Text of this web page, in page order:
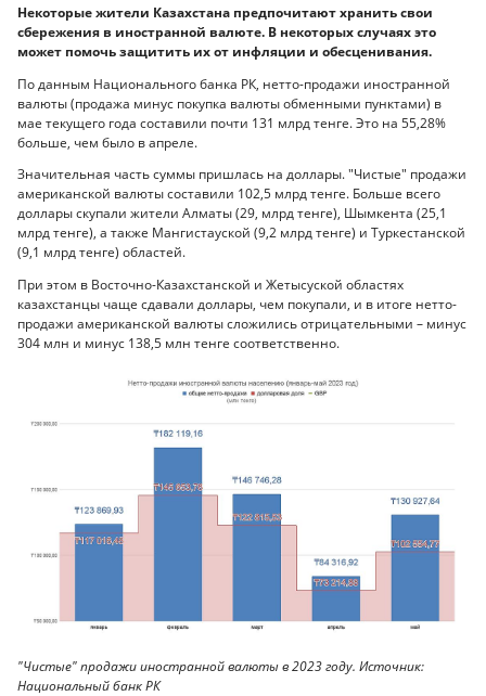
Некоторые жители Казахстана предпочитают хранить свои
сбережения в иностранной валюте. В некоторых случаях это
может помочь защитить их от инфляции и обесценивания.
По данным Национального банка РК, нетто-продажи иностранной
валюты (продажа минус покупка валюты обменными пунктами) в
мае текущего года составили почти 131 млрд тенге. Это на 55,28%
больше, чем было в апреле.
Значительная часть суммы пришлась на доллары. "Чистые" продажи
американской валюты составили 102,5 млрд тенге. Больше всего
доллары скупали жители Алматы (29, млрд тенге), Шымкента (25,1
млрд тенге), а также Мангистауской (9,2 млрд тенге) и Туркестанской
(9,1 млрд тенге) областей.
При этом в Восточно-Казахстанской и Жетысуской областях
казахстанцы чаще сдавали доллары, чем покупали, и в итоге нетто-
продажи американской валюты сложились отрицательными – минус
304 млн и минус 138,5 млн тенге соответственно.
"Чистые" продажи иностранной валюты в 2023 году. Источник:
Национальный банк РК